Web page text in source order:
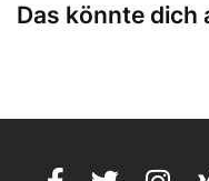
Das könnte dich